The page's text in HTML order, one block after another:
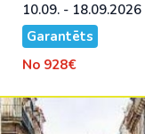
10.09. - 18.09.2026
Garantēts
No 928€